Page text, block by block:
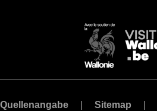
Quellenangabe Sitemap